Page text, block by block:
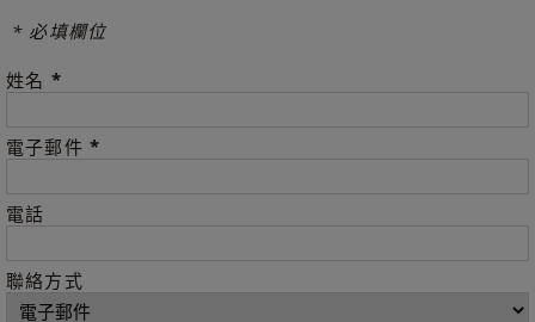
* 必填欄位
姓名 *
電子郵件 *
電話
聯絡方式